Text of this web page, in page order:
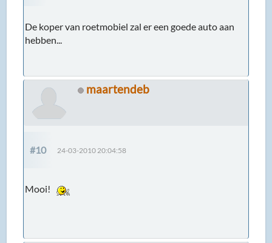
De koper van roetmobiel zal er een goede auto aan
hebben...
maartendeb
#10 24-03-2010 20:04:58
Mooi!